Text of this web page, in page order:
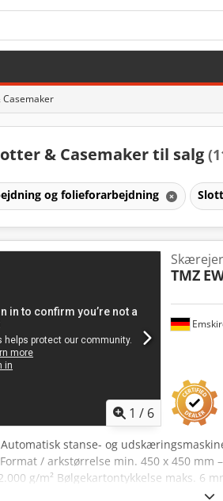
& Casemaker til salg
og folieforarbejdning
1 / 6
TMZ
stanse- og
/ arkstørrelse min. 450 x 450 mm
g/m² Bølgekartontykkelse maks. 6
Maskinens dimensioner: L 4.600